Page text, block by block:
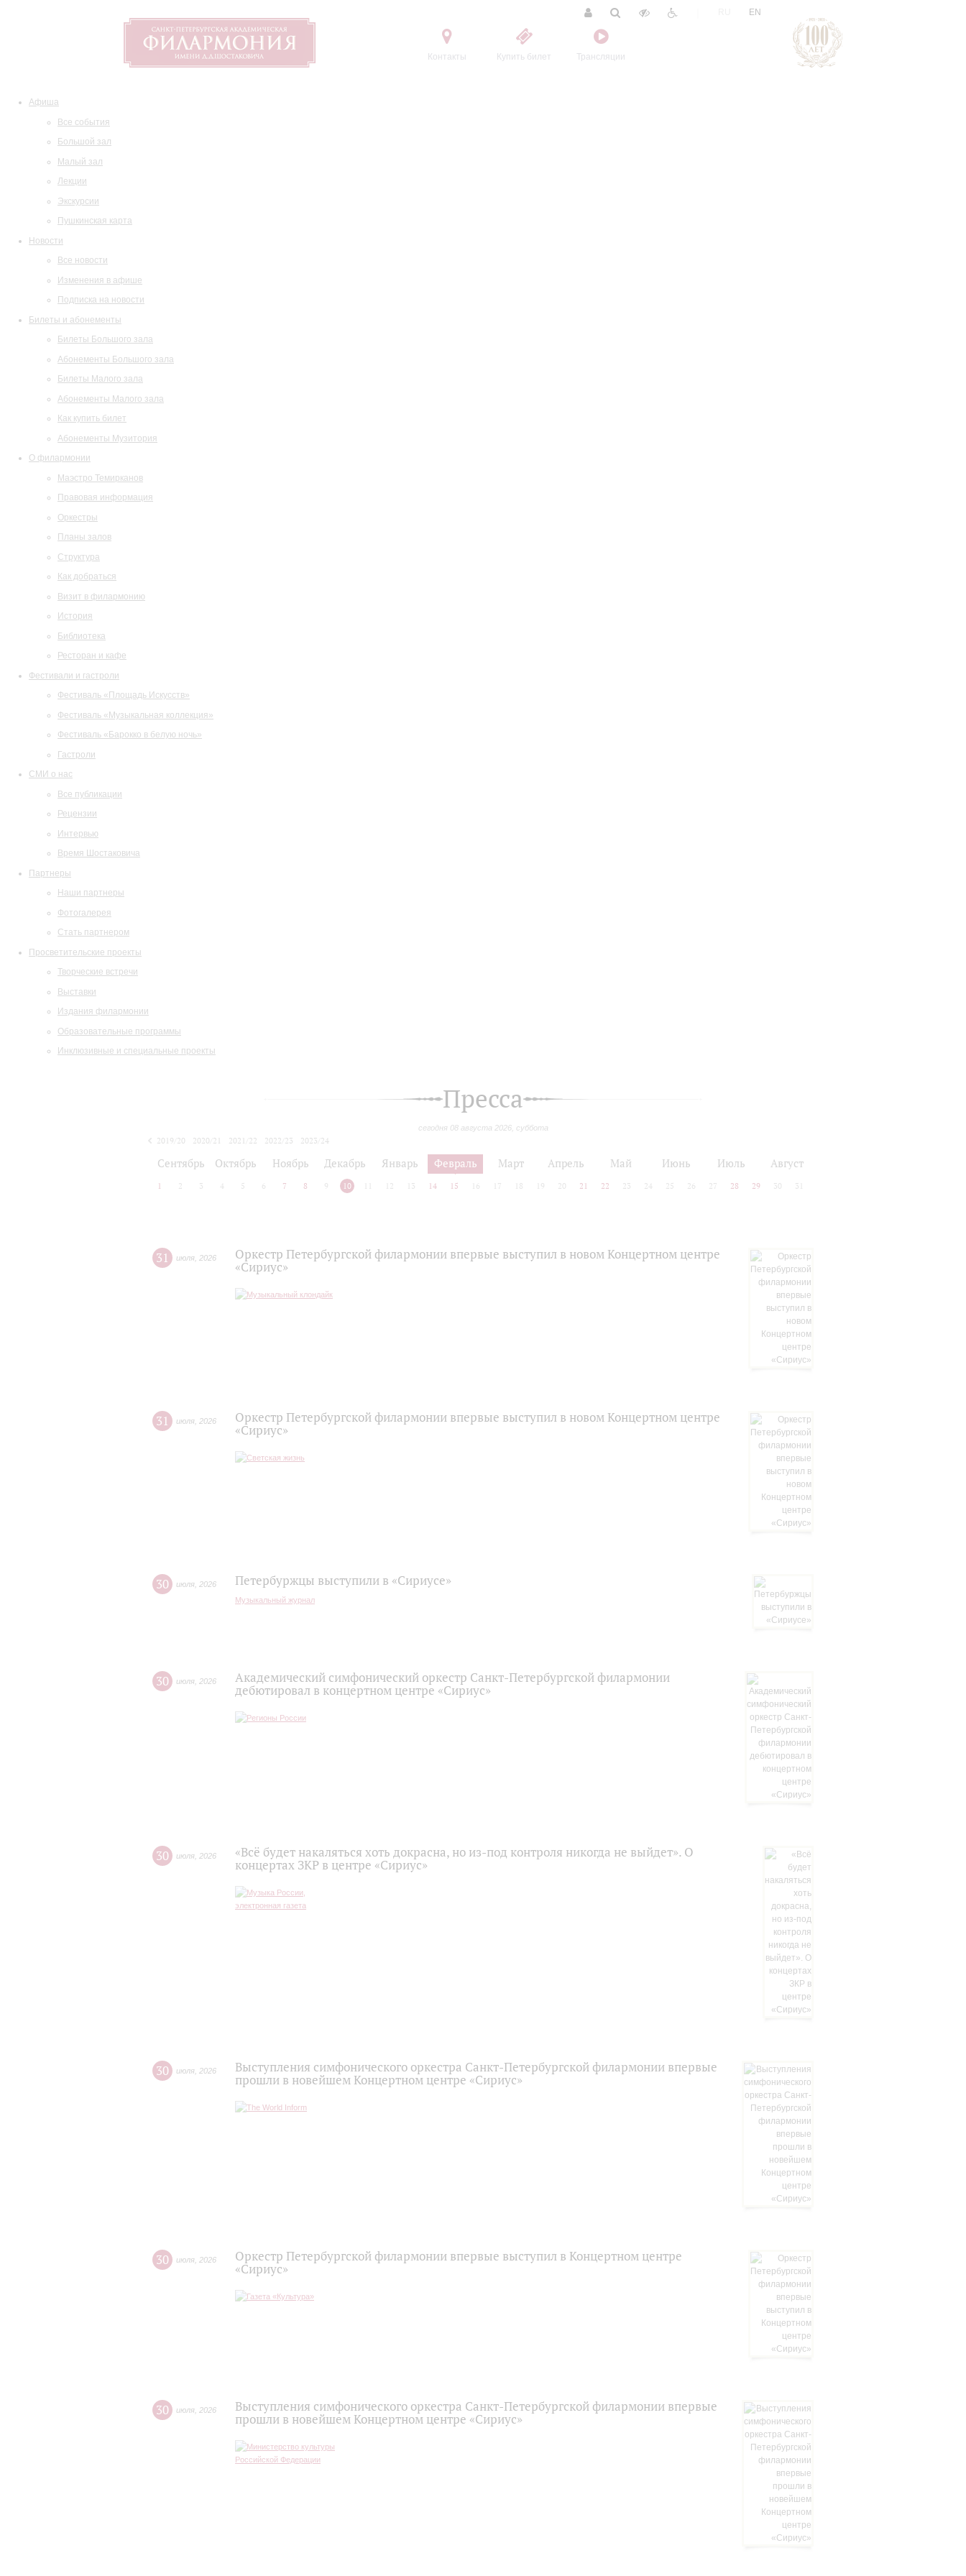
Контакты Купить билет Трансляции
EN
Афиша
Все события
Большой зал
Малый зал
Лекции
Экскурсии
Пушкинская карта
Новости
Все новости
Изменения в афише
Подписка на новости
Билеты и абонементы
Билеты Большого зала
Абонементы Большого зала
Билеты Малого зала
Абонементы Малого зала
Как купить билет
Абонементы Музитория
О филармонии
Маэстро Темирканов
Правовая информация
Оркестры
Планы залов
Структура
Как добраться
Визит в филармонию
История
Библиотека
Ресторан и кафе
Фестивали и гастроли
Фестиваль «Площадь Искусств»
Фестиваль «Музыкальная коллекция»
Фестиваль «Барокко в белую ночь»
Гастроли
СМИ о нас
Все публикации
Рецензии
Интервью
Время Шостаковича
Партнеры
Наши партнеры
Фотогалерея
Стать партнером
Просветительские проекты
Творческие встречи
Выставки
Издания филармонии
Образовательные программы
Инклюзивные и специальные проекты
Пресса
сегодня 08 августа 2026, суббота
2019/20 2020/21 2021/22 2022/23
2023/24
Сентябрь Октябрь Ноябрь Декабрь Январь Февраль Март Апрель Май Июнь Июль Август
1 2 3 4 5 6 7 8 9 10 12 13 14 15 16 17 18 19 20 21 22 23 24 25 26 27 28 29 30 31
31 июля 2026
Оркестр Петербургской филармонии впервые выступил в новом Концертном центре
«Сириус»
31 июля 2026
Оркестр Петербургской филармонии впервые выступил в новом Концертном центре
«Сириус»
30 июля 2026 Петербуржцы выступили в «Сириусе»
Музыкальный журнал
30 июля 2026
Академический симфонический оркестр Санкт-Петербургской филармонии
дебютировал в концертном центре «Сириус»
30 июля 2026
«Всё будет накаляться хоть докрасна, но из-под контроля никогда не выйдет». О
концертах ЗКР в центре «Сириус»
30 июля 2026
Выступления симфонического оркестра Санкт-Петербургской филармонии впервые
прошли в новейшем Концертном центре «Сириус»
30 июля 2026
Оркестр Петербургской филармонии впервые выступил в Концертном центре
«Сириус»
30 июля 2026
Выступления симфонического оркестра Санкт-Петербургской филармонии впервые
прошли в новейшем Концертном центре «Сириус»